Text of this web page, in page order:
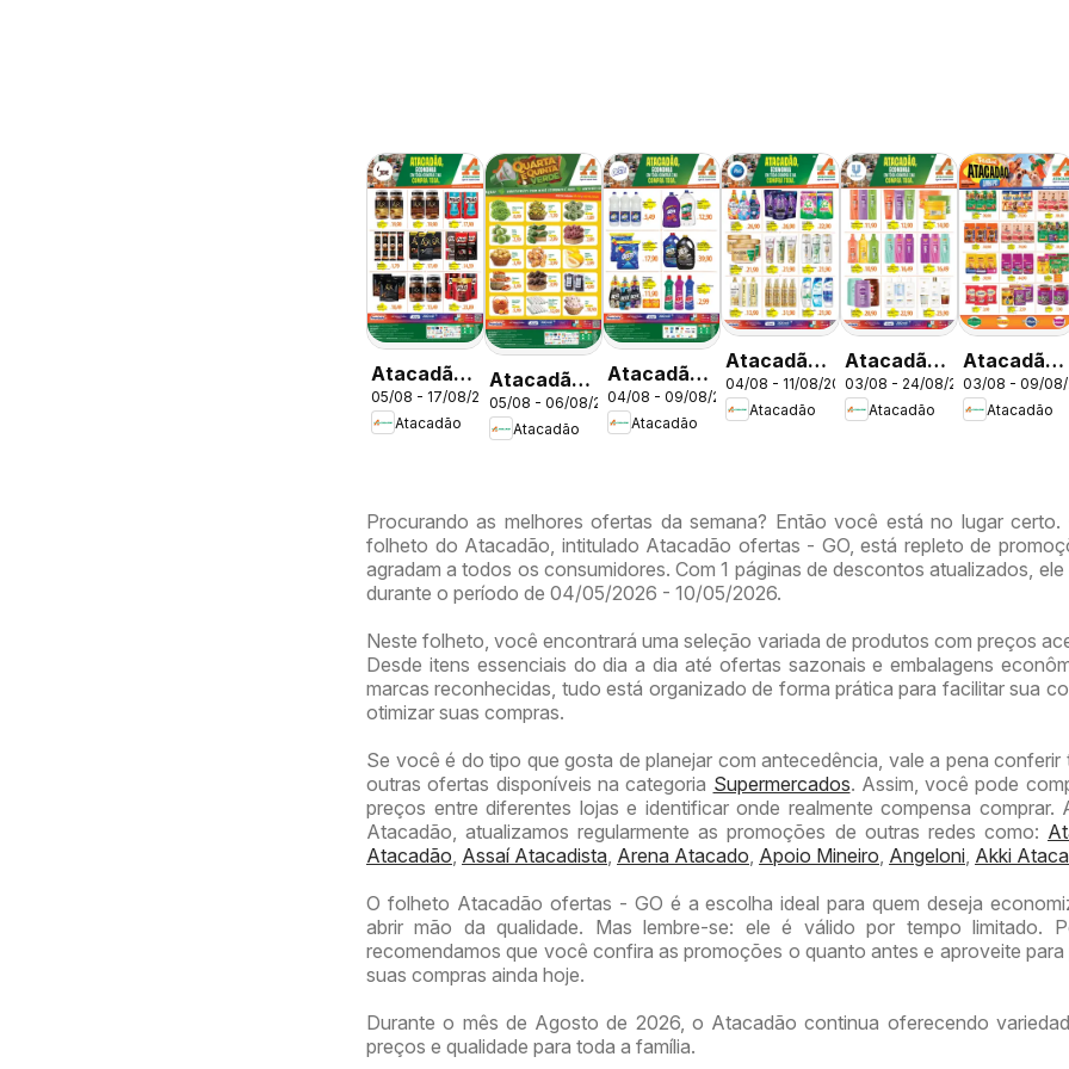
Atacadão
ofertas -
DF
05/08 - 17/08/2026
Atacadão
Atacadão
ofertas -
DF
05/08 - 06/08/2026
Atacadão
Atacadão
ofertas -
DF
04/08 - 09/08/2026
Atacadão
Atacadão
ofertas -
DF
04/08 - 11/08/2026
Atacadão
Atacadão
ofertas -
DF
03/08 - 24/08/2026
Atacadão
Atacadão
ofertas -
DF
03/08 - 09/
Atacadão
Procurando as melhores ofertas da semana? Então você está no lugar certo.
folheto do Atacadão, intitulado Atacadão ofertas - GO, está repleto de
agradam a todos os consumidores. Com 1 páginas de descontos atualizados, ele
durante o período de 04/05/2026 - 10/05/2026.
Neste folheto, você encontrará uma seleção variada de produtos com preços
Desde itens essenciais do dia a dia até ofertas sazonais e embalagens
marcas reconhecidas, tudo está organizado de forma prática para facilitar sua
otimizar suas compras.
Se você é do tipo que gosta de planejar com antecedência, vale a pena conferir
outras ofertas disponíveis na categoria Supermercados. Assim, você pode
preços entre diferentes lojas e identificar onde realmente compensa comprar.
Atacadão, atualizamos regularmente as promoções de outras redes como:
Atacadão, Assaí Atacadista, Arena Atacado, Apoio Mineiro, Angeloni, Akki
O folheto Atacadão ofertas - GO é a escolha ideal para quem deseja
abrir mão da qualidade. Mas lembre-se: ele é válido por tempo limitado.
recomendamos que você confira as promoções o quanto antes e aproveite para
suas compras ainda hoje.
Durante o mês de Agosto de 2026, o Atacadão continua oferecendo
preços e qualidade para toda a família.